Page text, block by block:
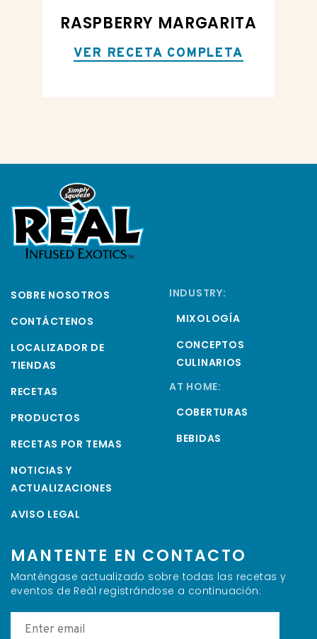
RASPBERRY MARGARITA
VER RECETA COMPLETA
SOBRE NOSOTROS
CONTÁCTENOS
LOCALIZADOR DE
TIENDAS
RECETAS
PRODUCTOS
RECETAS POR TEMAS
NOTICIAS Y
ACTUALIZACIONES
AVISO LEGAL
INDUSTRY:
MIXOLOGÍA
CONCEPTOS
CULINARIOS
AT HOME:
COBERTURAS
BEBIDAS
MANTENTE EN CONTACTO
Manténgase actualizado sobre todas las recetas y
eventos de Reàl registrándose a continuación: